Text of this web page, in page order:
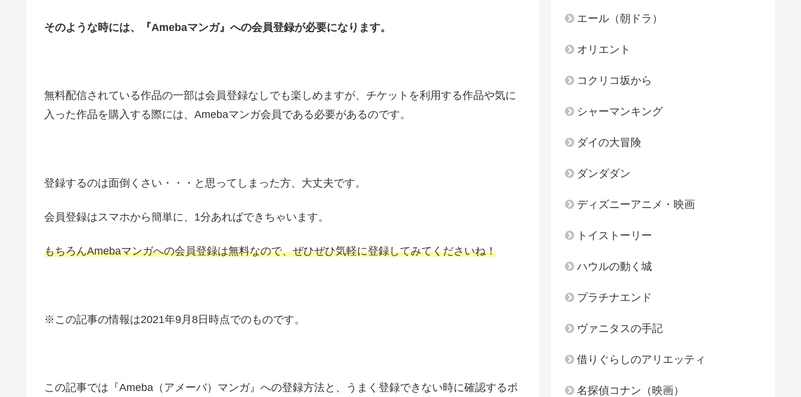
そのような時には、『Amebaマンガ』への会員登録が必要になります。
無料配信されている作品の一部は会員登録なしでも楽しめますが、チケットを利用する作品や気に
入った作品を購入する際には、Amebaマンガ会員である必要があるのです。
登録するのは面倒くさい・・・と思ってしまった方、大丈夫です。
会員登録はスマホから簡単に、1分あればできちゃいます。
もちろんAmebaマンガへの会員登録は無料なので、ぜひぜひ気軽に登録してみてくださいね！
※この記事の情報は2021年9月8日時点でのものです。
この記事では『Ameba（アメーバ）マンガ』への登録方法と、うまく登録できない時に確認するポ
エール（朝ドラ）
オリエント
コクリコ坂から
シャーマンキング
ダイの大冒険
ダンダダン
ディズニーアニメ・映画
トイストーリー
ハウルの動く城
プラチナエンド
ヴァニタスの手記
借りぐらしのアリエッティ
名探偵コナン（映画）